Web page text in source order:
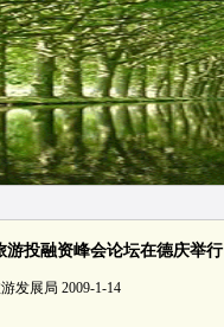
游投融资峰会论坛在德庆举行
发展局 2009-1-14